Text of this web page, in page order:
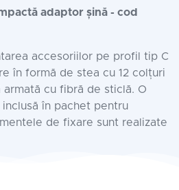
adaptor șină - cod
accesoriilor pe profil tip C
în formă de stea cu 12 colțuri
armată cu fibră de sticlă. O
în pachet pentru
de fixare sunt realizate